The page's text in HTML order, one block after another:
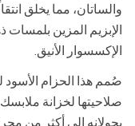
والساتان، مما يخلق
الإبزيم المزين بلمسات
الإكسسوار الأنيق.
صُمم هذا الحزام الأسود
صلاحيتها لخزانة
يحولانه إلى أكثر من